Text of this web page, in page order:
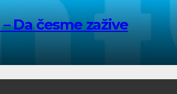
Da česme zažive